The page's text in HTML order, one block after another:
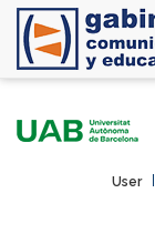
User